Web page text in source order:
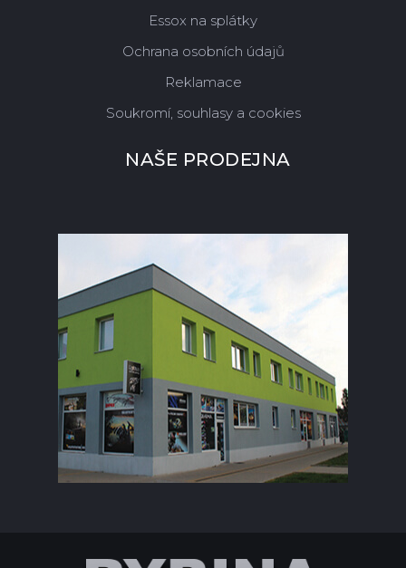
Essox na splátky
Ochrana osobních údajů
Reklamace
Soukromí, souhlasy a cookies
NAŠE PRODEJNA